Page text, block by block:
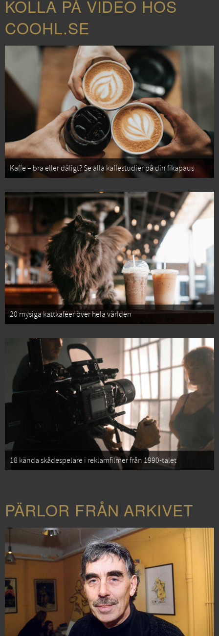
KOLLA PÅ VIDEO HOS
COOHL.SE
Kaffe – bra eller dåligt? Se alla kaffestudier på din fikapaus
20 mysiga kattkaféer över hela världen
18 kända skådespelare i reklamfilmer från 1990-talet
PÄRLOR FRÅN ARKIVET